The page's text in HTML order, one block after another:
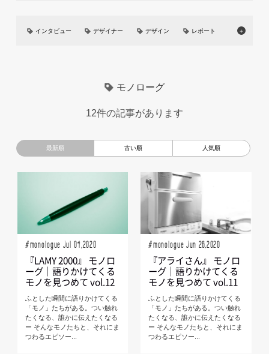
＋
インタビュー デザイナー デザイン レポート
電動キックスクーター CAR STYLING
モノローグ
12件の記事があります
#monologue Jul 04,2020
『LAMY 2000』 モノロ
ーグ｜語りかけてくる
モノを見つめて vol.12
ふとした瞬間に語りかけてくる
「モノ」たちがある。つい触れ
たくなる、誰かに伝えたくなる
ー そんなモノたちと、それにま
つわるエピソー...
#monologue Jun 26,2020
『アライさん』 モノロ
ーグ｜語りかけてくる
モノを見つめて vol.11
ふとした瞬間に語りかけてくる
「モノ」たちがある。つい触れ
たくなる、誰かに伝えたくなる
ー そんなモノたちと、それにま
つわるエピソー...